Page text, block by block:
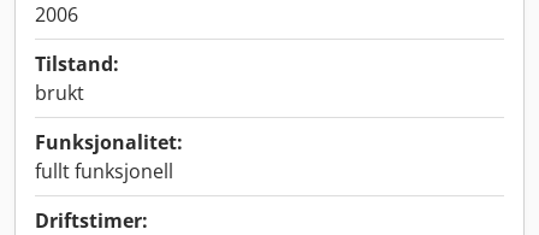
2006
Tilstand:
brukt
Funksjonalitet:
fullt funksjonell
Driftstimer: